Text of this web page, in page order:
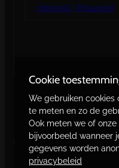
Internally Threaded
Oh Doctor!
Cookie
We gebruiken cookies
te meten en zo de
Ook meten we of
bijvoorbeeld wanneer
gegevens worden
privacybeleid